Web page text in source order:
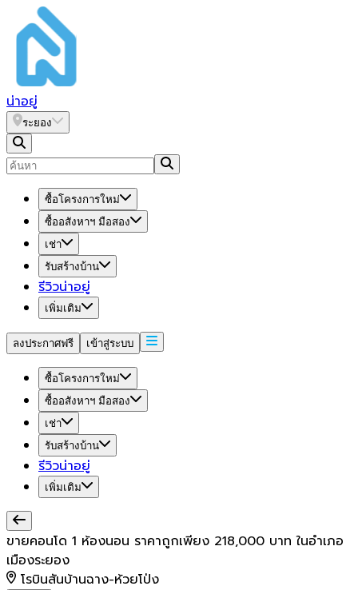
น่าอยู่
ระยอง
ซื้อโครงการใหม่
ซื้ออสังหาฯ มือสอง
เช่า
รับสร้างบ้าน
รีวิวน่าอยู่
เพิ่มเติม
ลงประกาศฟรี เข้าสู่ระบบ
ซื้อโครงการใหม่
ซื้ออสังหาฯ มือสอง
เช่า
รับสร้างบ้าน
รีวิวน่าอยู่
เพิ่มเติม
ขายคอนโด 1 ห้องนอน ราคาถูกเพียง 218,000 บาท ในอำเภอ
เมืองระยอง
โรบินสันบ้านฉาง-ห้วยโป่ง